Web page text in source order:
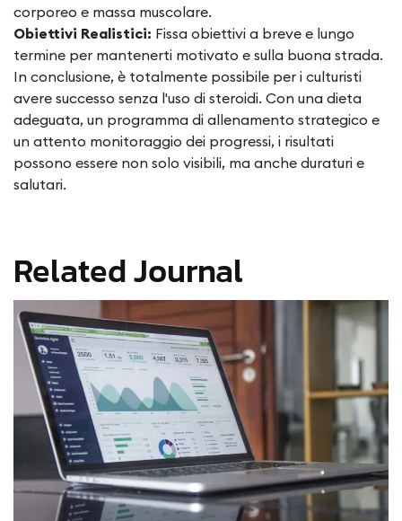
corporeo e massa muscolare.
Obiettivi Realistici: Fissa obiettivi a breve e lungo
termine per mantenerti motivato e sulla buona strada.
In conclusione, è totalmente possibile per i culturisti
avere successo senza l'uso di steroidi. Con una dieta
adeguata, un programma di allenamento strategico e
un attento monitoraggio dei progressi, i risultati
possono essere non solo visibili, ma anche duraturi e
salutari.
Related Journal